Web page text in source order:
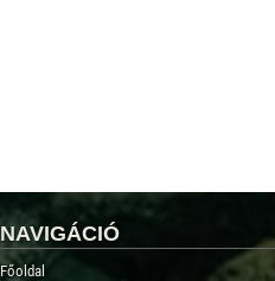
NAVIGÁCIÓ
Főoldal